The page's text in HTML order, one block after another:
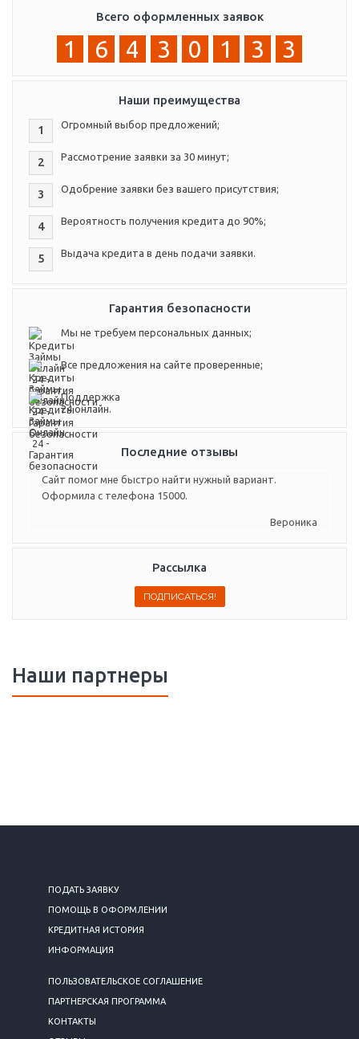
Всего оформленных заявок
1 6 4 3 0 1 3 3
Наши преимущества
1 Огромный выбор предложений;
2 Рассмотрение заявки за 30 минут;
3 Одобрение заявки без вашего присутствия;
4 Вероятность получения кредита до 90%;
5 Выдача кредита в день подачи заявки.
Гарантия безопасности
Мы не требуем персональных данных;
Все предложения на сайте проверенные;
Поддержка
24 онлайн.
Последние отзывы
Сайт помог мне быстро найти нужный вариант.
Оформила с телефона 15000.
Вероника
Рассылка
Наши партнеры
ПОДАТЬ ЗАЯВКУ
ПОМОЩЬ В ОФОРМЛЕНИИ
КРЕДИТНАЯ ИСТОРИЯ
ИНФОРМАЦИЯ
ПОЛЬЗОВАТЕЛЬСКОЕ СОГЛАШЕНИЕ
ПАРТНЕРСКАЯ ПРОГРАММА
КОНТАКТЫ